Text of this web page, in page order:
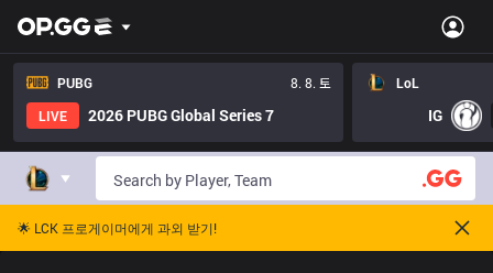
PUBG
8. 8. 토
LIVE
2026 PUBG Global Series 7
LoL
IG
🌟 LCK 프로게이머에게 과외 받기!